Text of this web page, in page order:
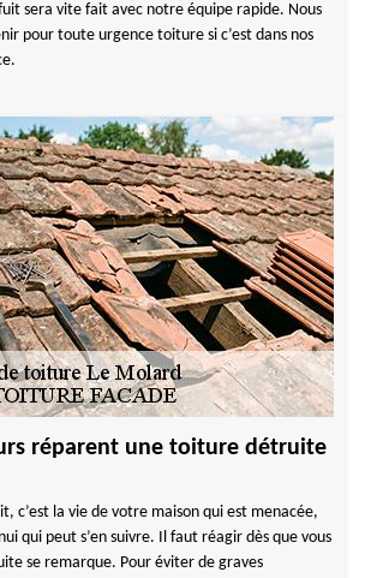
sera vite fait avec notre équipe rapide. Nous
pour toute urgence toiture si c’est dans nos
réparent une toiture détruite
c’est la vie de votre maison qui est menacée,
qui peut s’en suivre. Il faut réagir dès que vous
se remarque. Pour éviter de graves